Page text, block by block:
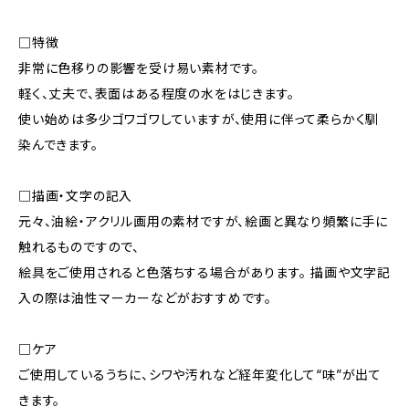
□特徴
非常に色移りの影響を受け易い素材です。
軽く、丈夫で、表面はある程度の水をはじきます。
使い始めは多少ゴワゴワしていますが、使用に伴って柔らかく馴
染んできます。
□描画・文字の記入
元々、油絵・アクリル画用の素材ですが、絵画と異なり頻繁に手に
触れるものですので、
絵具をご使用されると色落ちする場合があります。 描画や文字記
入の際は油性マーカーなどがおすすめです。
□ケア
ご使用しているうちに、シワや汚れなど経年変化して“味”が出て
きます。